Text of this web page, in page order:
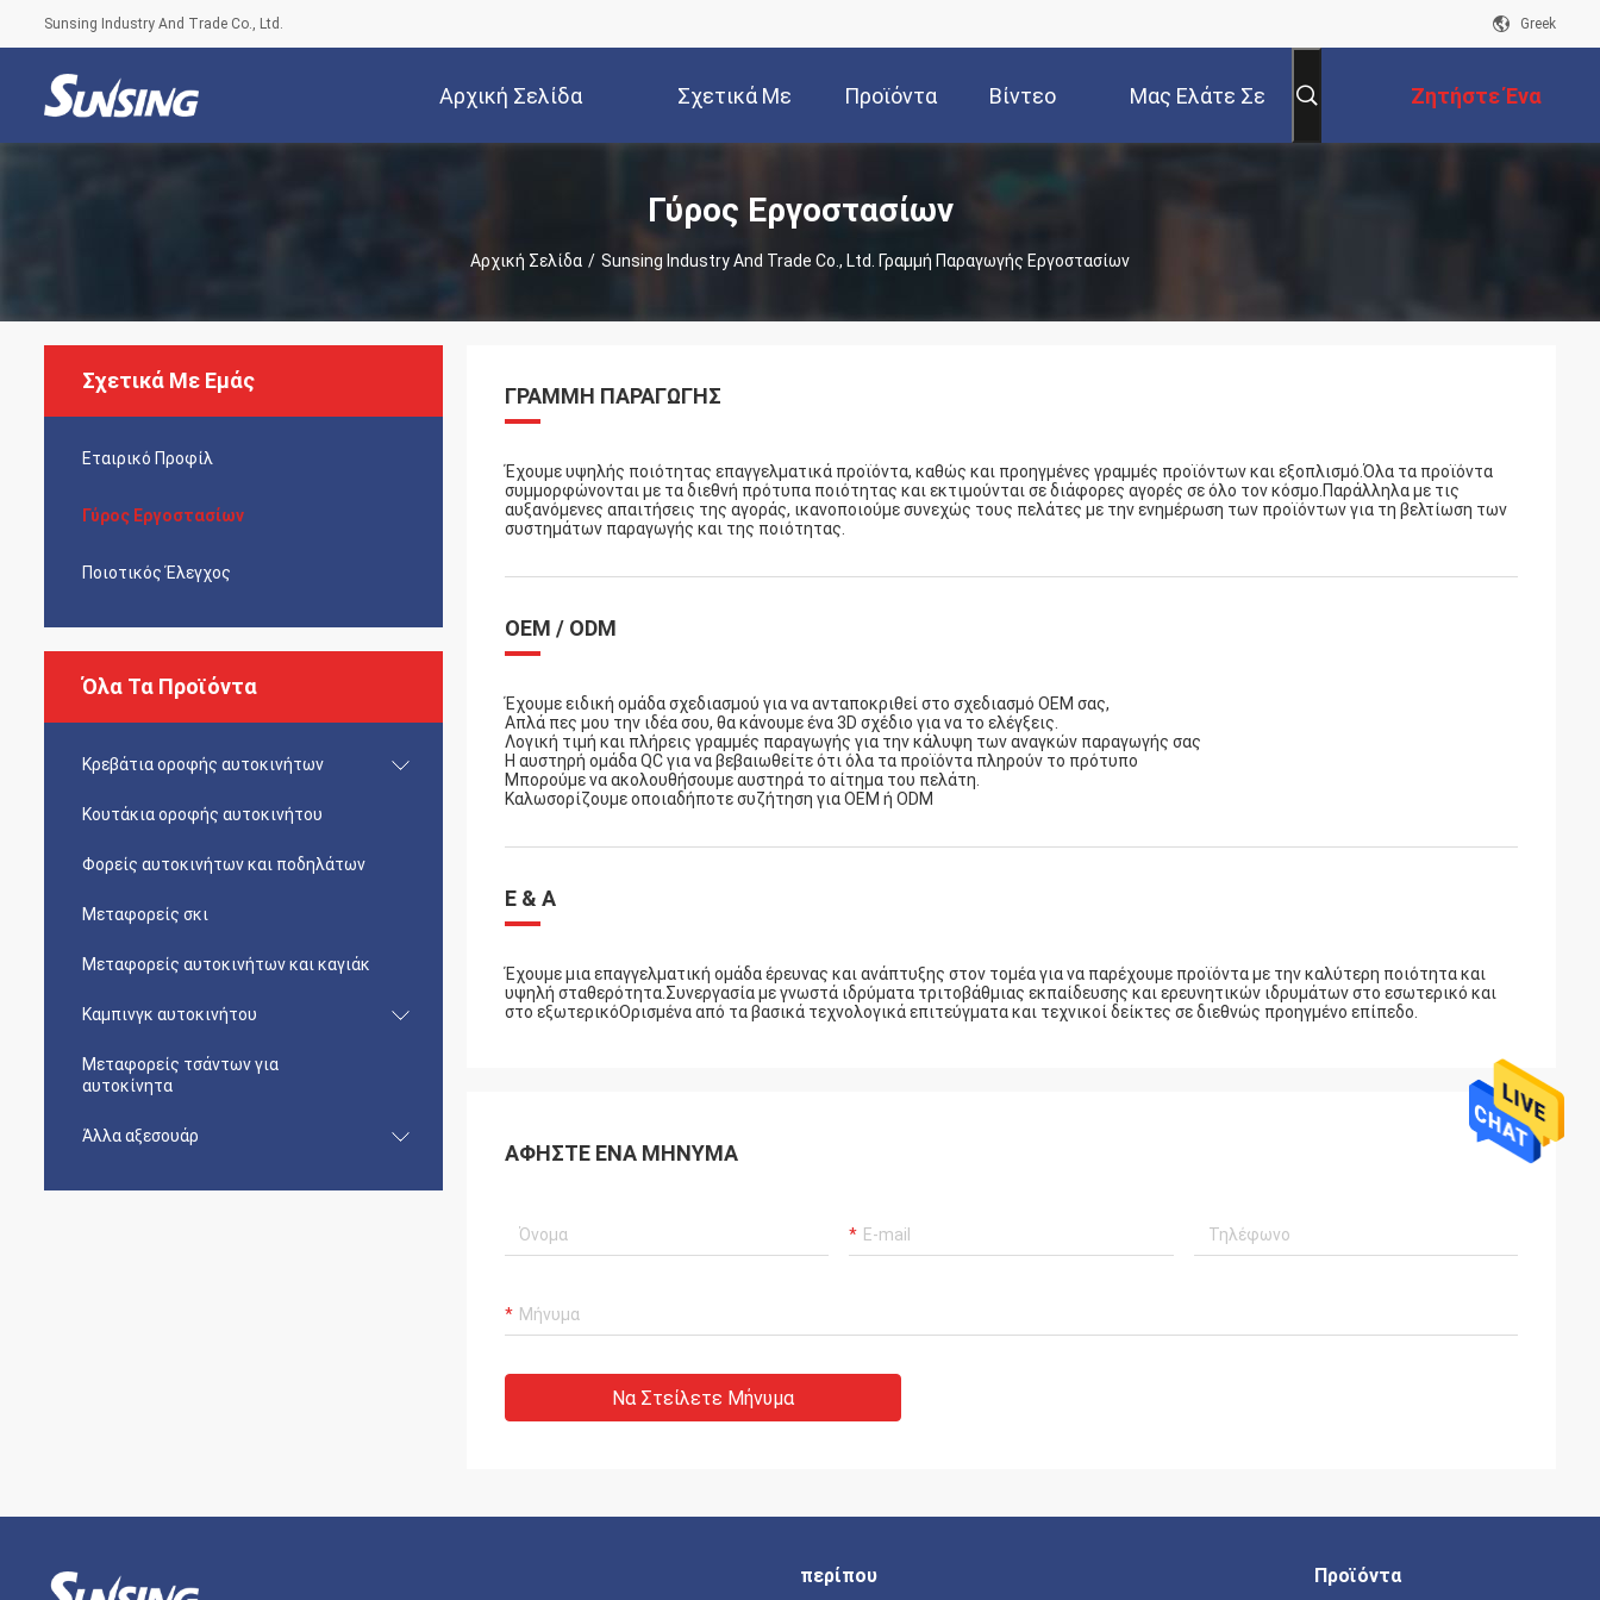
Sunsing Industry And Trade Co., Ltd. Greek
Αρχική Σελίδα Σχετικά Με
Εμάς
Προϊόντα Βίντεο Μας Ελάτε Σε Ζητήστε Ένα
Απόσπασμα
Γύρος Εργοστασίων
Αρχική Σελίδα / Sunsing Industry And Trade Co., Ltd. Γραμμή Παραγωγής Εργοστασίων
Σχετικά Με Εμάς
Εταιρικό Προφίλ
Γύρος Εργοστασίων
Ποιοτικός Έλεγχος
Όλα Τα Προϊόντα
Κρεβάτια οροφής αυτοκινήτων
Κουτάκια οροφής αυτοκινήτου
Φορείς αυτοκινήτων και ποδηλάτων
Μεταφορείς σκι
Μεταφορείς αυτοκινήτων και καγιάκ
Καμπινγκ αυτοκινήτου
Μεταφορείς τσάντων για
αυτοκίνητα
Άλλα αξεσουάρ
ΓΡΑΜΜΉ ΠΑΡΑΓΩΓΉΣ
Έχουμε υψηλής ποιότητας επαγγελματικά προϊόντα, καθώς και προηγμένες γραμμές προϊόντων και εξοπλισμό.Όλα τα προϊόντα
συμμορφώνονται με τα διεθνή πρότυπα ποιότητας και εκτιμούνται σε διάφορες αγορές σε όλο τον κόσμο.Παράλληλα με τις
αυξανόμενες απαιτήσεις της αγοράς, ικανοποιούμε συνεχώς τους πελάτες με την ενημέρωση των προϊόντων για τη βελτίωση των
συστημάτων παραγωγής και της ποιότητας.
OEM / ODM
Έχουμε ειδική ομάδα σχεδιασμού για να ανταποκριθεί στο σχεδιασμό OEM σας,
Απλά πες μου την ιδέα σου, θα κάνουμε ένα 3D σχέδιο για να το ελέγξεις.
Λογική τιμή και πλήρεις γραμμές παραγωγής για την κάλυψη των αναγκών παραγωγής σας
Η αυστηρή ομάδα QC για να βεβαιωθείτε ότι όλα τα προϊόντα πληρούν το πρότυπο
Μπορούμε να ακολουθήσουμε αυστηρά το αίτημα του πελάτη.
Καλωσορίζουμε οποιαδήποτε συζήτηση για OEM ή ODM
Ε & Α
Έχουμε μια επαγγελματική ομάδα έρευνας και ανάπτυξης στον τομέα για να παρέχουμε προϊόντα με την καλύτερη ποιότητα και
υψηλή σταθερότητα.Συνεργασία με γνωστά ιδρύματα τριτοβάθμιας εκπαίδευσης και ερευνητικών ιδρυμάτων στο εσωτερικό και
στο εξωτερικόΟρισμένα από τα βασικά τεχνολογικά επιτεύγματα και τεχνικοί δείκτες σε διεθνώς προηγμένο επίπεδο.
ΑΦΉΣΤΕ ΈΝΑ ΜΉΝΥΜΑ
Να Στείλετε Μήνυμα
περίπου Προϊόντα